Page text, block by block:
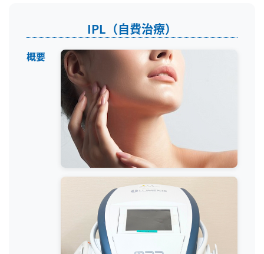
IPL（自費治療）
概要